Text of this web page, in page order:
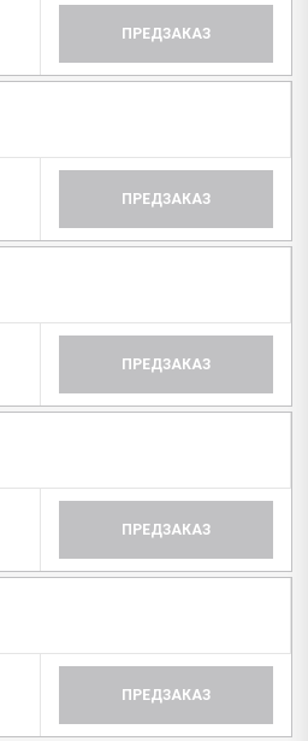
ПРЕДЗАКАЗ
ПРЕДЗАКАЗ
ПРЕДЗАКАЗ
ПРЕДЗАКАЗ
ПРЕДЗАКАЗ